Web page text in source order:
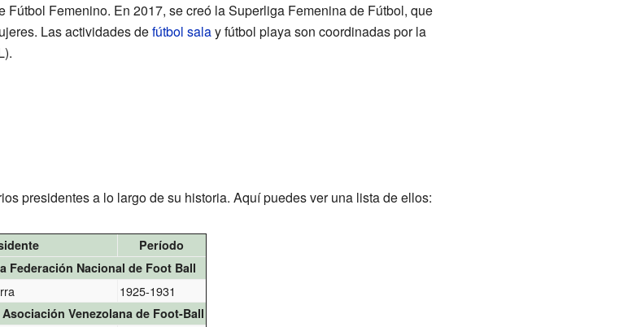
Femenino. En 2017, se creó la Superliga Femenina de Fútbol, que
Las actividades defútbol salay fútbol playa son coordinadas por la
presidentes a lo largo de su historia. Aquí puedes ver una lista de ellos:
Período
Federación Nacional de Foot Ball
1925-1931
Venezolana de Foot-Ball